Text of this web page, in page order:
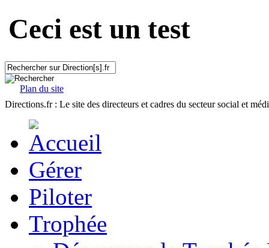
Ceci est un test
Plan du site
Directions.fr : Le site des directeurs et cadres du secteur social et
Gérer
Piloter
Trophée